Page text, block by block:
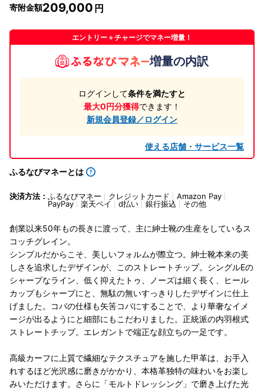
寄附金額209,000
エントリー＋チャージでマネー増量！
増量の内訳
ログインして条件を満たすと
最大0円分獲得できます！
新規会員登録／ログイン
使える店舗・サービス一覧
ふるなびマネーとは
決済方法： ふるなびマネー クレジットカード
Amazon Pay
PayPay
楽天ペイ d払い 銀行振込 その他
創業以来50年もの長きに渡って、主に紳士靴の生産をしているス
コッチグレイン。
シンプルだからこそ、美しいフォルムが際立つ。紳士靴本来の美
しさを追求したデザインが、このストレートチップ。シングルEの
シャープなライン、低く抑えたトゥ、ノーズは細く長く、ヒール
カップもシャープにと、無駄の無いすっきりしたデザインに仕上
げました。コバの仕様も矢筈コバにすることで、より華奢なイメ
ージが出るようにと細部にもこだわりました。正統派の内羽根式
ストレートチップ。エレガントで端正な顔立ちの一足です。
高級カーフに上質で繊細なテクスチュアを施した甲革は、お手入
れするほど光沢感に磨きがかかり、本格革独特の味わいをお楽し
みいただけます。さらに「モルトドレッシング」で磨き上げた光